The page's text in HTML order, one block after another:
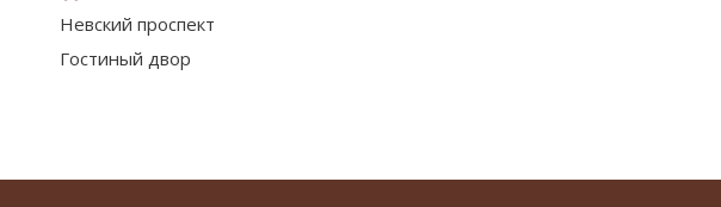
Невский проспект
Гостиный двор